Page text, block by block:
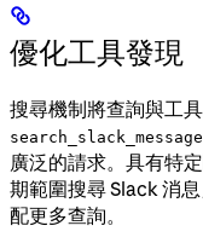
優化工具發現
搜尋機制將查詢與工
廣泛的請求。具有特
期範圍搜尋 Slack 消
配更多查詢。